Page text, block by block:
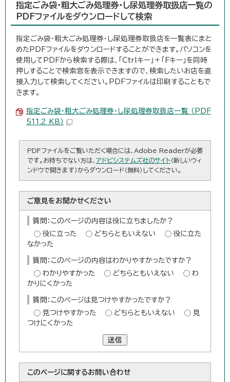
指定ごみ袋・粗大ごみ処理券・し尿処理券取扱店一覧の
PDFファイルをダウンロードして検索
指定ごみ袋・粗大ごみ処理券・し尿処理券取扱店を一覧表にまと
めたPDFファイルをダウンロードすることができます。パソコンを
使用してPDFから検索する際は、「Ctrlキー」＋「Fキー」を同時
押しすることで検索窓を表示できますので、検索したいお店を直
接入力して検索してください。PDFファイルは印刷することもで
きます。
指定ごみ袋・粗大ごみ処理券・し尿処理券取扱店一覧 （PDF
511.2 KB）
PDFファイルをご覧いただく場合には、Adobe Readerが必要
です。お持ちでない方は、 アドビシステムズ社のサイト（新しいウィ
ンドウで開きます）からダウンロード（無料）してください。
ご意見をお聞かせください
質問：このページの内容は役に立ちましたか？
役に立った
どちらともいえない
役に立た
なかった
質問：このページの内容はわかりやすかったですか？
わかりやすかった
どちらともいえない
わ
かりにくかった
質問：このページは見つけやすかったですか？
見つけやすかった
どちらともいえない
見
つけにくかった
送信
このページに関するお問い合わせ